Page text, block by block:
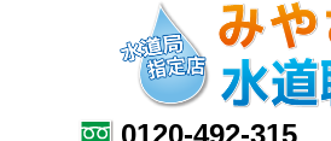
0120-492-315